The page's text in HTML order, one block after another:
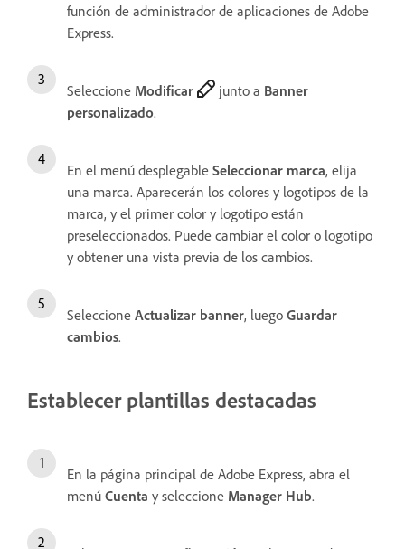
función de administrador de aplicaciones de Adobe
Express.
Seleccione Modificar junto a Banner
personalizado.
En el menú desplegable Seleccionar marca, elija
una marca. Aparecerán los colores y logotipos de la
marca, y el primer color y logotipo están
preseleccionados. Puede cambiar el color o logotipo
y obtener una vista previa de los cambios.
Seleccione Actualizar banner, luego Guardar
cambios.
Establecer plantillas destacadas
En la página principal de Adobe Express, abra el
menú Cuenta y seleccione Manager Hub.